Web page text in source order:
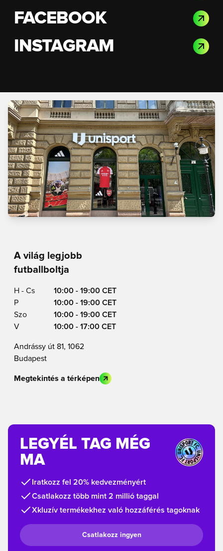
FACEBOOK
INSTAGRAM
A világ legjobb
futballboltja
H - Cs
10:00 - 19:00 CET
P
10:00 - 19:00 CET
Szo
10:00 - 19:00 CET
V
10:00 - 17:00 CET
Andrássy út 81, 1062
Budapest
Megtekintés a térképen
LEGYÉL TAG MÉG
MA
Iratkozz fel 20% kedvezményért
Csatlakozz több mint 2 millió taggal
Xkluzív termékekhez való hozzáférés tagoknak
Csatlakozz ingyen